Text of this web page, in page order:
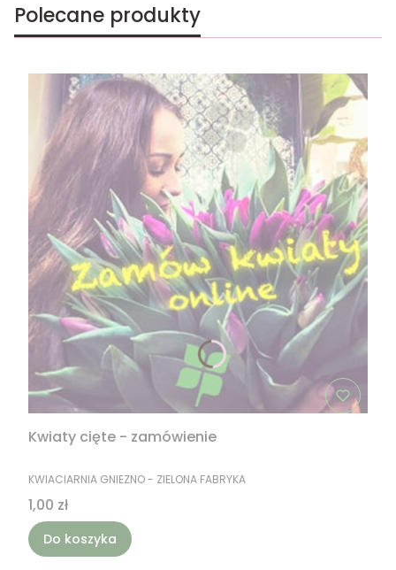
Polecane produkty
Kwiaty cięte - zamówienie
PRODUCENT
KWIACIARNIA GNIEZNO - ZIELONA FABRYKA
Cena
1,00 zł
Do koszyka